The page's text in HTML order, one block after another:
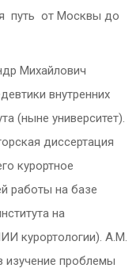
путь от Москвы до
Михайлович
внутренних
(ныне университет).
диссертация
курортное
работы на базе
на
курортологии). А.М.
изучение проблемы